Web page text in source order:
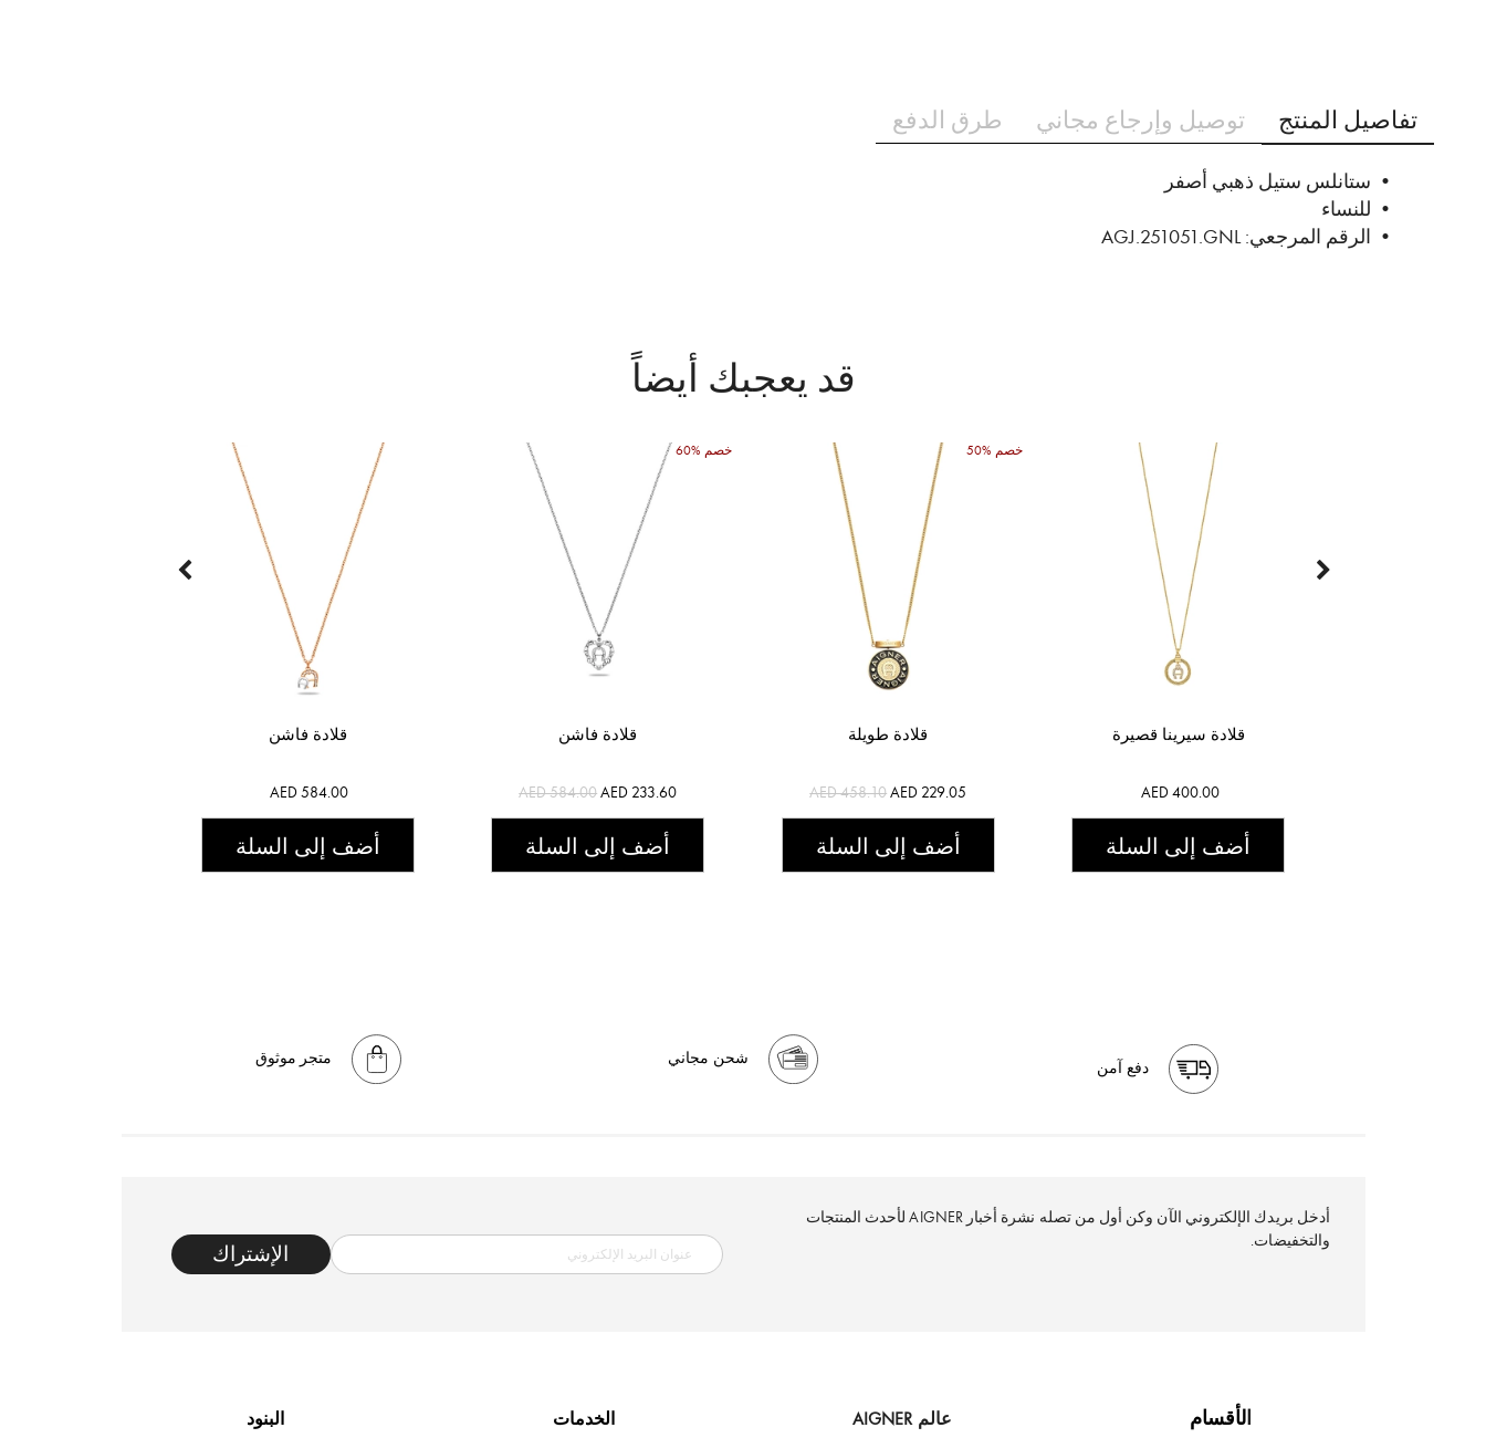
بداية
معرض
تفاصيل المنتج
• ستانلس ستيل ذهبي أصفر
• للنساء
• الرقم المرجعي: AGJ.251051.GNL
توصيل وإرجاع مجاني طرق الدفع
قد يعجبك أيضاً
قلادة فاشن
AED 584.00
أضف إلى السلة
60% خصم
قلادة فاشن
AED 584.00AED 233.60
أضف إلى السلة
50% خصم
قلادة طويلة
AED 458.10AED 229.05
أضف إلى السلة
قلادة سيرينا قصيرة
AED 400.00
أضف إلى السلة